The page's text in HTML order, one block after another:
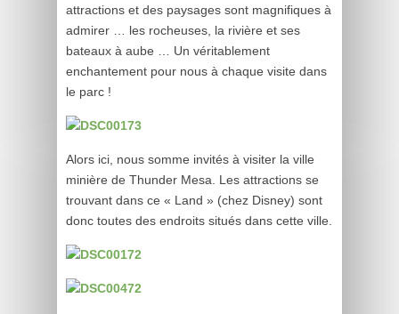
attractions et des paysages sont magnifiques à
admirer … les rocheuses, la rivière et ses
bateaux à aube … Un véritablement
enchantement pour nous à chaque visite dans
le parc !
Alors ici, nous somme invités à visiter la ville
minière de Thunder Mesa. Les attractions se
trouvant dans ce « Land » (chez Disney) sont
donc toutes des endroits situés dans cette ville.